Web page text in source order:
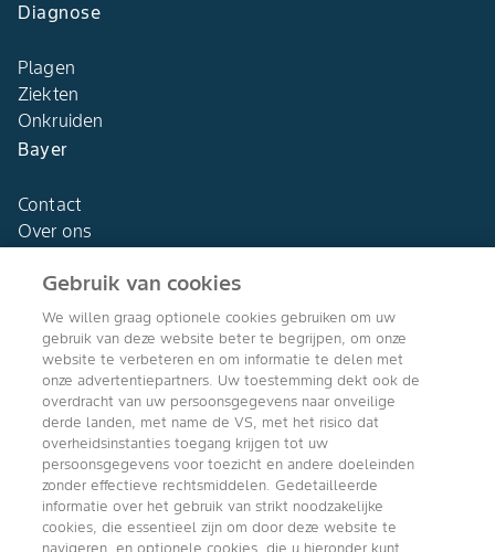
Diagnose
Plagen
Ziekten
Onkruiden
Bayer
Contact
Over ons
Agro Bayer
Nederland
Volg ons
Gebruik van cookies
We willen graag optionele cookies gebruiken om uw
gebruik van deze website beter te begrijpen, om onze
website te verbeteren en om informatie te delen met
onze advertentiepartners. Uw toestemming dekt ook de
overdracht van uw persoonsgegevens naar onveilige
derde landen, met name de VS, met het risico dat
overheidsinstanties toegang krijgen tot uw
persoonsgegevens voor toezicht en andere doeleinden
zonder effectieve rechtsmiddelen. Gedetailleerde
informatie over het gebruik van strikt noodzakelijke
cookies, die essentieel zijn om door deze website te
navigeren, en optionele cookies, die u hieronder kunt